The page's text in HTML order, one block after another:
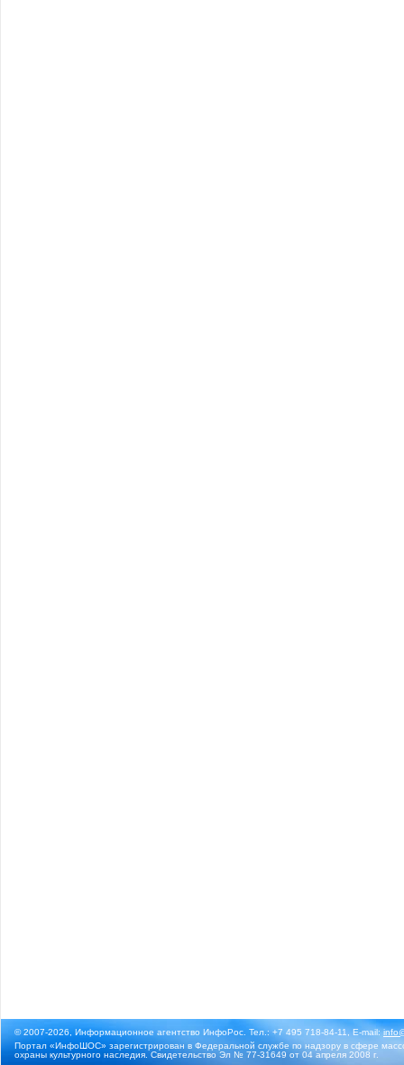
© 2007-2026, Информационное агентство ИнфоРос. Тел.: +7 495 718-84-11, E-mail:
Портал «ИнфоШОС» зарегистрирован в Федеральной службе по надзору в сфере
охраны культурного наследия. Свидетельство Эл № 77-31649 от 04 апреля 2008 г.